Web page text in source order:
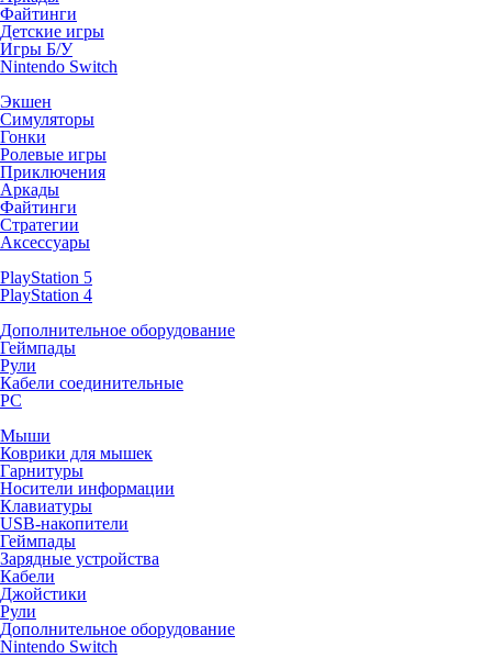
Файтинги
Детские игры
Игры Б/У
Nintendo Switch
Экшен
Симуляторы
Гонки
Ролевые игры
Приключения
Аркады
Файтинги
Стратегии
Аксессуары
PlayStation 5
PlayStation 4
Дополнительное оборудование
Геймпады
Рули
Кабели соединительные
PC
Мыши
Коврики для мышек
Гарнитуры
Носители информации
Клавиатуры
USB-накопители
Геймпады
Зарядные устройства
Кабели
Джойстики
Рули
Дополнительное оборудование
Nintendo Switch